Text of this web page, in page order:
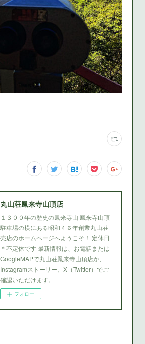
丸山荘鳳来寺山頂店
１３００年の歴史の鳳来寺山 鳳来寺山頂
駐車場の横にある昭和４６年創業丸山荘
売店のホームページへようこそ！ 定休日
＊不定休です 最新情報は、お電話または
GoogleMAPで丸山荘鳳来寺山頂店か、
Instagramストーリー、X（Twitter）でご
確認いただけます。
フォロー